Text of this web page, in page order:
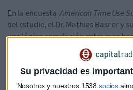
Su privacidad es
Nosotros y nuestros 1538 socios
En la encuestaAmerican Time Use
del estudio, el Dr. Mathias Basner y
una lógica correlación entre esas
comienzo de la jornada laboral o de
de las horas de sueño de esos
retrasa el comienzo de la jornada
minutos de sueño.